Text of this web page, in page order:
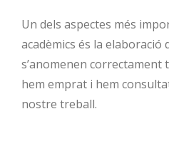
Un dels aspectes més
acadèmics és la elaboració
s’anomenen correctament
hem emprat i hem
nostre treball.